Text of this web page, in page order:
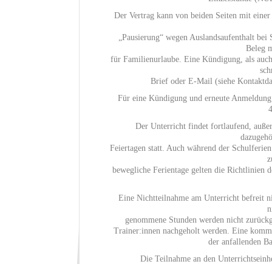
Der Vertrag kann von beiden Seiten mit
„Pausierung“ wegen Auslandsaufenthalt
Beleg
für Familienurlaube. Eine Kündigung, als
Brief oder E-Mail (siehe
Für eine Kündigung und erneute
Der Unterricht findet fortlaufend,
Feiertagen statt. Auch während der
bewegliche Ferientage gelten die Richtlinien
Eine Nichtteilnahme am Unterricht befreit
genommene Stunden werden nicht
Trainer:innen nachgeholt werden. Eine
der anfallenden
Die Teilnahme an den